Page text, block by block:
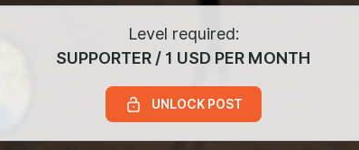
Level required:
SUPPORTER / 1 USD PER MONTH
UNLOCK POST